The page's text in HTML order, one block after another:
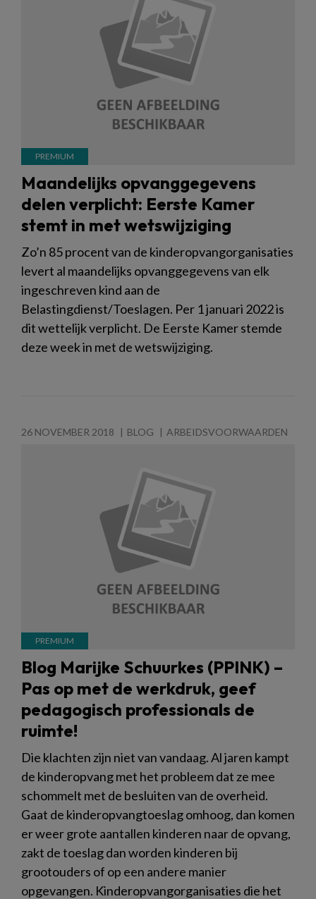
Maandelijks opvanggegevens
delen verplicht: Eerste Kamer
stemt in met wetswijziging
Zo’n 85 procent van de kinderopvangorganisaties
levert al maandelijks opvanggegevens van elk
ingeschreven kind aan de
Belastingdienst/Toeslagen. Per 1 januari 2022 is
dit wettelijk verplicht. De Eerste Kamer stemde
deze week in met de wetswijziging.
26 NOVEMBER 2018 BLOG ARBEIDSVOORWAARDEN
Blog Marijke Schuurkes (PPINK) –
Pas op met de werkdruk, geef
pedagogisch professionals de
ruimte!
Die klachten zijn niet van vandaag. Al jaren kampt
de kinderopvang met het probleem dat ze mee
schommelt met de besluiten van de overheid.
Gaat de kinderopvangtoeslag omhoog, dan komen
er weer grote aantallen kinderen naar de opvang,
zakt de toeslag dan worden kinderen bij
grootouders of op een andere manier
opgevangen. Kinderopvangorganisaties die het